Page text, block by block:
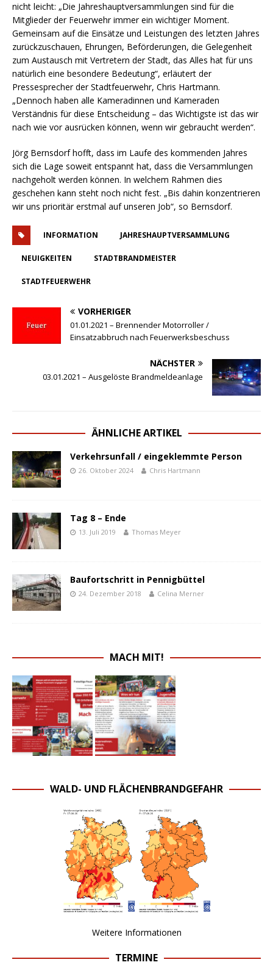
nicht leicht: „Die Jahreshauptversammlungen sind für die
Mitglieder der Feuerwehr immer ein wichtiger Moment.
Gemeinsam auf die Einsätze und Leistungen des letzten Jahres
zurückzuschauen, Ehrungen, Beförderungen, die Gelegenheit
zum Austausch mit Vertretern der Stadt, das Alles hat für uns
natürlich eine besondere Bedeutung“, erläutert der
Pressesprecher der Stadtfeuerwehr, Chris Hartmann.
„Dennoch haben alle Kameradinnen und Kameraden
Verständnis für diese Entscheidung – das Wichtigste ist das wir
nach wie vor ausrücken können, wenn wir gebraucht werden“.
Jörg Bernsdorf hofft, dass im Laufe des kommenden Jahres
sich die Lage soweit entspannt hat, dass die Versammlungen
nachgeholt werden können. In welchem Rahmen dies
geschehen kann steht noch nicht fest. „Bis dahin konzentrieren
wir uns prioritär erstmal auf unseren Job“, so Bernsdorf.
INFORMATION JAHRESHAUPTVERSAMMLUNG
NEUIGKEITEN STADTBRANDMEISTER
STADTFEUERWEHR
VORHERIGER
01.01.2021 – Brennender Motorroller /
Einsatzabbruch nach Feuerwerksbeschuss
NÄCHSTER
03.01.2021 – Ausgelöste Brandmeldeanlage
ÄHNLICHE ARTIKEL
Verkehrsunfall / eingeklemmte Person
26. Oktober 2024 Chris Hartmann
Tag 8 – Ende
13. Juli 2019 Thomas Meyer
Baufortschritt in Pennigbüttel
24. Dezember 2018 Celina Merner
MACH MIT!
WALD- UND FLÄCHENBRANDGEFAHR
Weitere Informationen
TERMINE